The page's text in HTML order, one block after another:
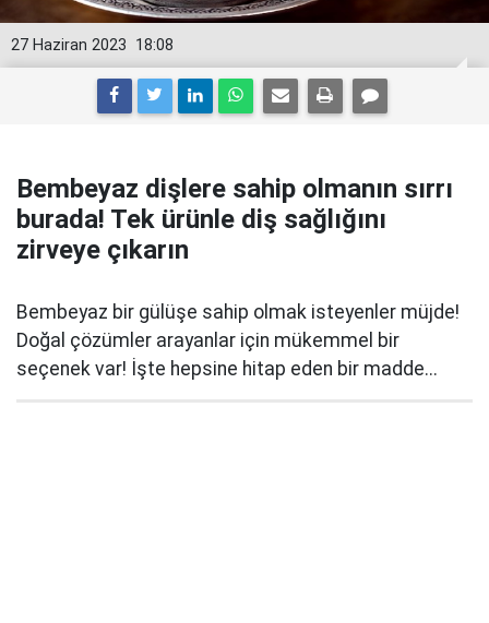
18:08
27 Haziran 2023
Bembeyaz dişlere sahip olmanın sırrı
burada! Tek ürünle diş sağlığını
zirveye çıkarın
Bembeyaz bir gülüşe sahip olmak isteyenler müjde!
Doğal çözümler arayanlar için mükemmel bir
seçenek var! İşte hepsine hitap eden bir madde...